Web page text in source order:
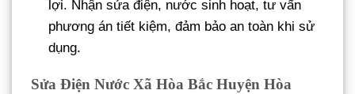
lợi. Nhận sửa điện, nước sinh hoạt, tư vấn
phương án tiết kiệm, đảm bảo an toàn khi sử
dụng.
Sửa Điện Nước Xã Hòa Bắc Huyện Hòa